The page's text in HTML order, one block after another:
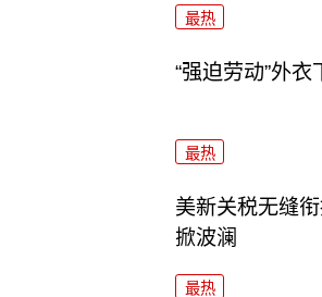
最热
“强迫劳动”外
最热
美新关税无缝
掀波澜
最热